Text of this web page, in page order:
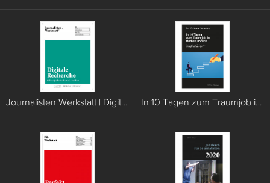
Journalisten Werkstatt | Digitale Recherche In 10 Tagen zum Traumjob in Medien und PR